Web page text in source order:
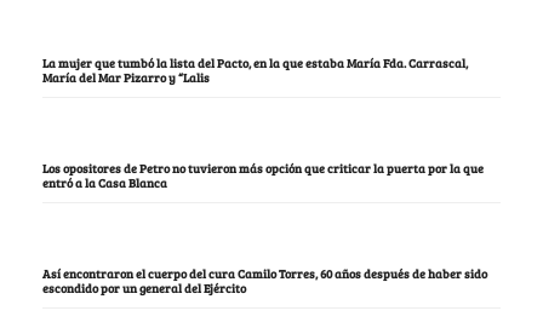
La mujer que tumbó la lista del Pacto, en la que estaba María Fda. Carrascal,
María del Mar Pizarro y “Lalis
Los opositores de Petro no tuvieron más opción que criticar la puerta por la que
entró a la Casa Blanca
Así encontraron el cuerpo del cura Camilo Torres, 60 años después de haber sido
escondido por un general del Ejército